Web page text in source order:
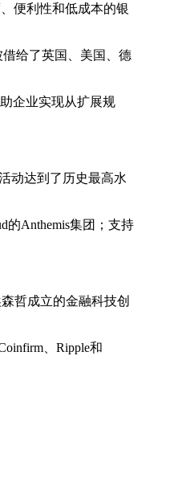
便利性和低成本的银
给了英国、美国、德
企业实现从扩展规
动达到了历史最高水
的Anthemis集团；支持
哲成立的金融科技创
、Ripple和